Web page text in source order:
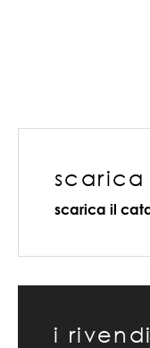
scarica il
i